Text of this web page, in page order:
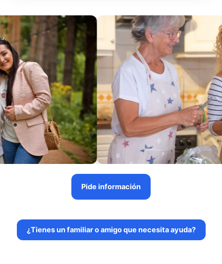
Pide información
¿Tienes un familiar o amigo que necesita ayuda?